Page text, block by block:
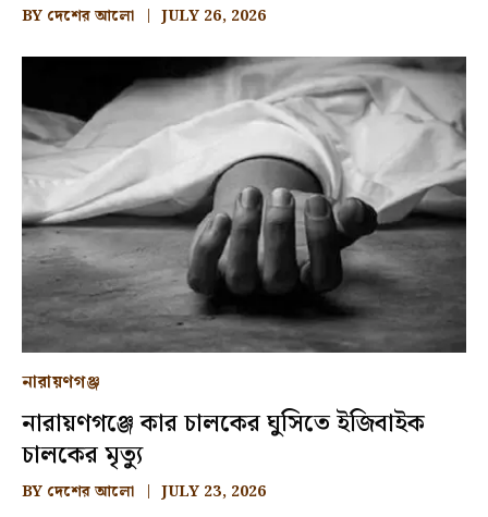
BY দেশের আলো JULY 26, 2026
নারায়ণগঞ্জ
নারায়ণগঞ্জে কার চালকের ঘুসিতে ইজিবাইক
চালকের মৃত্যু
BY দেশের আলো JULY 23, 2026